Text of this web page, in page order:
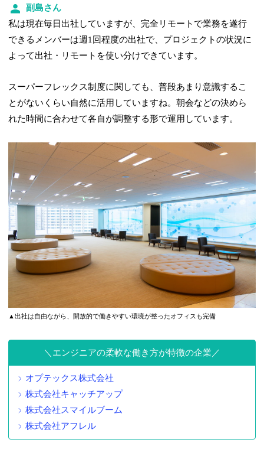
副島さん
私は現在毎日出社していますが、完全リモートで業務を遂行
できるメンバーは週1回程度の出社で、プロジェクトの状況に
よって出社・リモートを使い分けできています。
スーパーフレックス制度に関しても、普段あまり意識するこ
とがないくらい自然に活用していますね。朝会などの決めら
れた時間に合わせて各自が調整する形で運用しています。
▲出社は自由ながら、開放的で働きやすい環境が整ったオフィスも完備
エンジニアの柔軟な働き方が特徴の企業
オプテックス株式会社
株式会社キャッチアップ
株式会社スマイルブーム
株式会社アフレル